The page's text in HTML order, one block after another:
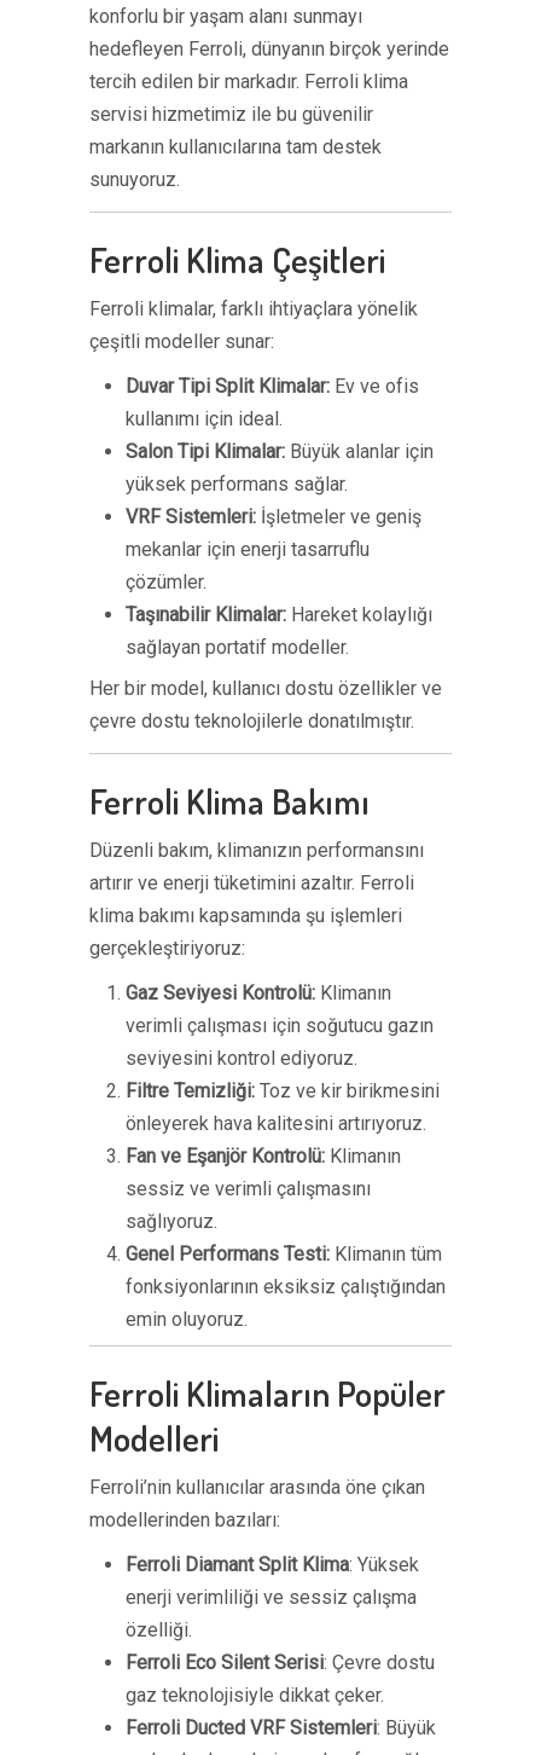
konforlu bir yaşam alanı sunmayı
hedefleyen Ferroli, dünyanın birçok yerinde
tercih edilen bir markadır. Ferroli klima
servisi hizmetimiz ile bu güvenilir
markanın kullanıcılarına tam destek
sunuyoruz.
Ferroli Klima Çeşitleri
Ferroli klimalar, farklı ihtiyaçlara yönelik
çeşitli modeller sunar:
Duvar Tipi Split Klimalar: Ev ve ofis
kullanımı için ideal.
Salon Tipi Klimalar: Büyük alanlar için
yüksek performans sağlar.
VRF Sistemleri: İşletmeler ve geniş
mekanlar için enerji tasarruflu
çözümler.
Taşınabilir Klimalar: Hareket kolaylığı
sağlayan portatif modeller.
Her bir model, kullanıcı dostu özellikler ve
çevre dostu teknolojilerle donatılmıştır.
Ferroli Klima Bakımı
Düzenli bakım, klimanızın performansını
artırır ve enerji tüketimini azaltır. Ferroli
klima bakımı kapsamında şu işlemleri
gerçekleştiriyoruz:
Gaz Seviyesi Kontrolü: Klimanın
verimli çalışması için soğutucu gazın
seviyesini kontrol ediyoruz.
Filtre Temizliği: Toz ve kir birikmesini
önleyerek hava kalitesini artırıyoruz.
Fan ve Eşanjör Kontrolü: Klimanın
sessiz ve verimli çalışmasını
sağlıyoruz.
Genel Performans Testi: Klimanın tüm
fonksiyonlarının eksiksiz çalıştığından
emin oluyoruz.
Ferroli Klimaların Popüler
Modelleri
Ferroli’nin kullanıcılar arasında öne çıkan
modellerinden bazıları:
Ferroli Diamant Split Klima: Yüksek
enerji verimliliği ve sessiz çalışma
özelliği.
Ferroli Eco Silent Serisi: Çevre dostu
gaz teknolojisiyle dikkat çeker.
Ferroli Ducted VRF Sistemleri: Büyük